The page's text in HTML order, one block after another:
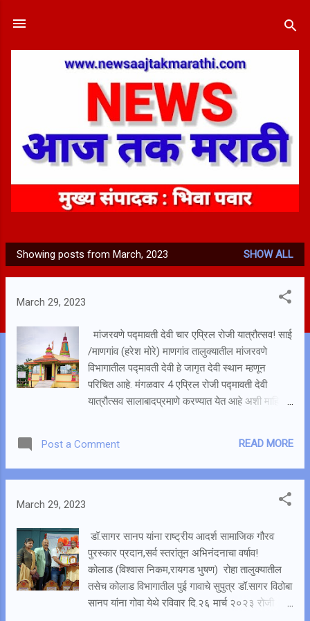
P
o
Showing posts from March, 2023 SHOW ALL
March 29, 2023
मांजरवणे पद्मावती देवी चार एप्रिल रोजी यात्रौत्सव! साई
/माणगांव (हरेश मोरे) माणगांव तालुक्यातील मांजरवणे
विभागातील पद्मावती देवी हे जागृत देवी स्थान म्हणून
परिचित आहे. मंगळवार 4 एप्रिल रोजी पद्मावती देवी
यात्रौत्सव सालाबादप्रमाणे करण्यात येत आहे अशी माहिती
बहुसंख्याने भक्तगण उपस्थित राहतात. तसेच नोकरी निमित्त
मुंबई, पुणे, गुजरात याठीकणी असलेले भक्तगण सुद्धा
चांदोरे, मुद्रे, बाट्याची वाडी, निगुडमाळ, वडाची वाडी या
गावातून जत्र काट्या घेऊन भाविक या यात्रेत सहभागी
होतात. हा यात्राउत्सव सुरळीत पार पाडण्यासाठी श्री
पद्मावती देवी मंदिर ट्रस्टचे पदाधिकारी, विश्वस्त व
ग्रामस्थ मेहनत घेत असतात.
Post a Comment READ MORE
March 29, 2023
डॉ.सागर सानप यांना राष्ट्रीय आदर्श सामाजिक गौरव
पुरस्कार प्रदान,सर्व स्तरांतून अभिनंदनाचा वर्षाव!
कोलाड (विश्वास निकम,रायगड भुषण) रोहा तालुक्यातील
तसेच कोलाड विभागातील पुई गावाचे सुपुत्र डॉ.सागर विठोबा
सानप यांना गोवा येथे रविवार दि.२६ मार्च २०२३ रोजी